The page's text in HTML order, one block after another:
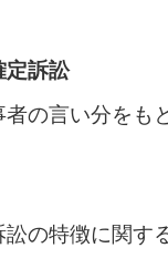
定訴訟
の言い分をも
の特徴に関